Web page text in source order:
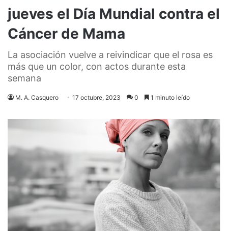
jueves el Día Mundial contra el
Cáncer de Mama
La asociación vuelve a reivindicar que el rosa es
más que un color, con actos durante esta
semana
M. A. Casquero 17 octubre, 2023 0 1 minuto leído